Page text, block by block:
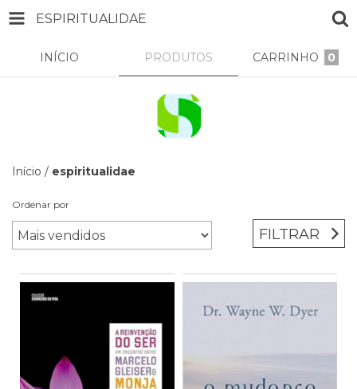
ESPIRITUALIDAE
INÍCIO PRODUTOS CARRINHO 0
Início / espiritualidae
Ordenar por
FILTRAR